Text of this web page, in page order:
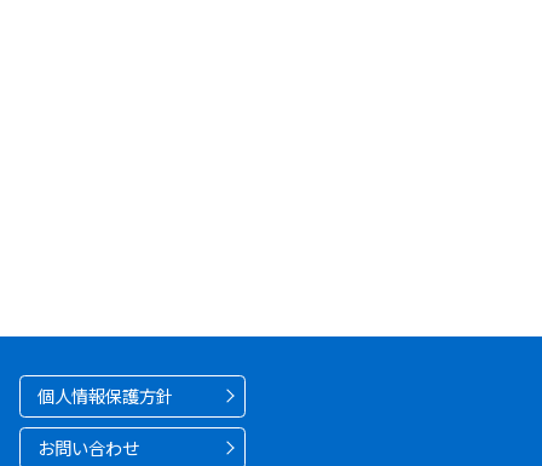
個人情報保護方針
お問い合わせ